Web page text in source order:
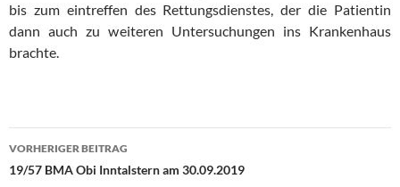
bis zum eintreffen des Rettungsdienstes, der die Patientin
dann auch zu weiteren Untersuchungen ins Krankenhaus
brachte.
Beitragsnavigation
VORHERIGER BEITRAG
19/57 BMA Obi Inntalstern am 30.09.2019